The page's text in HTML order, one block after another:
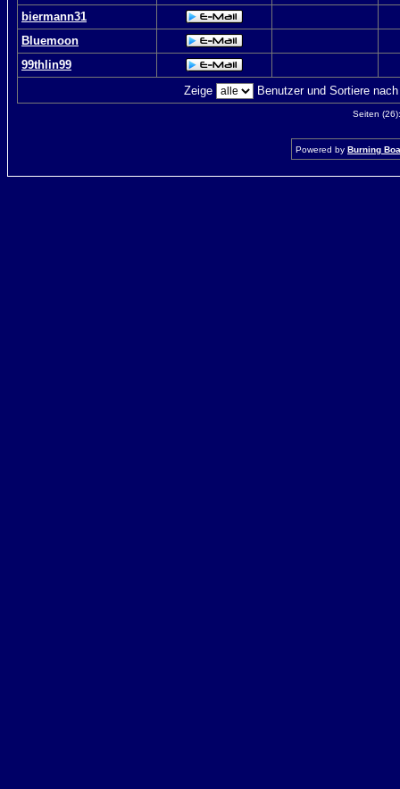
biermann31
Bluemoon
99thlin99
Zeige
Benutzer und Sortiere
Seiten
Powered by Burning